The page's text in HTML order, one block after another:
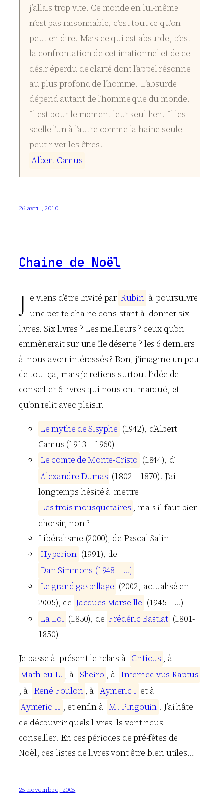
j’allais trop vite. Ce monde en lui-même
n’est pas raisonnable, c’est tout ce qu’on
peut en dire. Mais ce qui est absurde, c’est
la confrontation de cet irrationnel et de ce
désir éperdu de clarté dont l’appel résonne
au plus profond de l’homme. L’absurde
dépend autant de l’homme que du monde.
Il est pour le moment leur seul lien. Il les
scelle l’un à l’autre comme la haine seule
peut river les êtres.
Albert Camus
26 avril, 2010
Chaine de Noël
J e viens d’être invité par Rubin à poursuivre
une petite chaine consistant à donner six
livres. Six livres ? Les meilleurs ? ceux qu’on
emmènerait sur une île déserte ? les 6 derniers
à nous avoir intéressés ? Bon, j’imagine un peu
de tout ça, mais je retiens surtout l’idée de
conseiller 6 livres qui nous ont marqué, et
qu’on relit avec plaisir.
Lemythe de Sisyphe (1942), d’Albert
Camus (1913 – 1960)
Le comte de Monte-Cristo (1844), d’
Alexandre Dumas (1802 – 1870). J’ai
longtemps hésité à mettre
Lestroismousquetaires , mais il faut bien
choisir, non ?
Libéralisme (2000), de PascalSalin
Hyperion (1991), de
DanSimmons (1948 – …)
Le grandgaspillage (2002, actualisé en
2005), de Jacques Marseille (1945 – …)
LaLoi (1850), de Frédéric Bastiat (1801-
1850)
Je passe à présent le relais à Criticus , à
Mathieu L. , à Sheiro , à Internecivus Raptus
, à René Foulon , à Aymeric I et à
Aymeric II , et enfin à M. Pingouin . J’ai hâte
de découvrir quels livres ils vont nous
conseiller. En ces périodes de pré-fêtes de
Noël, ces listes de livres vont être bien utiles…!
28 novembre, 2008